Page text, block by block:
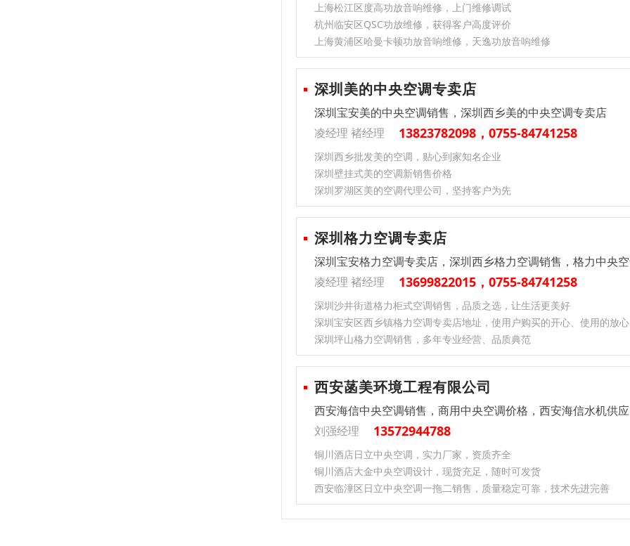
上海松江区度高功放音响维修，上门维修调试
杭州临安区QSC功放维修，获得客户高度评价
上海黄浦区哈曼卡顿功放音响维修，天逸功放音响维修
深圳美的中央空调专卖店
深圳宝安美的中央空调销售，深圳西乡美的中央空调专卖店
凌经理 褚经理
13823782098，0755-84741258
深圳西乡批发美的空调，贴心到家知名企业
深圳壁挂式美的空调新销售价格
深圳罗湖区美的空调代理公司，坚持客户为先
深圳格力空调专卖店
深圳宝安格力空调专卖店，深圳西乡格力空调销售，格力中央
凌经理 褚经理
13699822015，0755-84741258
深圳沙井街道格力柜式空调销售，品质之选，让生活更美好
深圳宝安区西乡镇格力空调专卖店地址，使用户购买的开心、使用的放心
深圳坪山格力空调销售，多年专业经营、品质典范
西安菡美环境工程有限公司
西安海信中央空调销售，商用中央空调价格，西安海信水机供应
刘强经理
13572944788
铜川酒店日立中央空调，实力厂家，资质齐全
铜川酒店大金中央空调设计，现货充足，随时可发货
西安临潼区日立中央空调一拖二销售，质量稳定可靠，技术先进完善